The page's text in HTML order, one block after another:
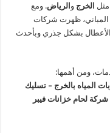
الخرج والرياض. ومع
المباني، ظهرت شركات
بشكل جذري وبأحدث
ومن أهمها:
المياه بالخرج – تسليك
لحام خزانات فيبر